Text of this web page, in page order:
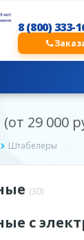
8 (800) 333-
(от 29 000
Штабелеры
(30)
с